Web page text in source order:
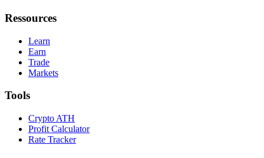
Ressources
Learn
Earn
Trade
Markets
Tools
Crypto ATH
Profit Calculator
Rate Tracker